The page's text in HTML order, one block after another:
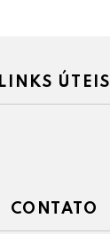
LINKS ÚTEIS
CONTATO